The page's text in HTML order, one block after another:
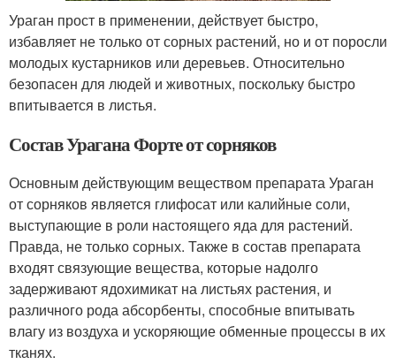
Ураган прост в применении, действует быстро,
избавляет не только от сорных растений, но и от поросли
молодых кустарников или деревьев. Относительно
безопасен для людей и животных, поскольку быстро
впитывается в листья.
Состав Урагана Форте от сорняков
Основным действующим веществом препарата Ураган
от сорняков является глифосат или калийные соли,
выступающие в роли настоящего яда для растений.
Правда, не только сорных. Также в состав препарата
входят связующие вещества, которые надолго
задерживают ядохимикат на листьях растения, и
различного рода абсорбенты, способные впитывать
влагу из воздуха и ускоряющие обменные процессы в их
тканях.